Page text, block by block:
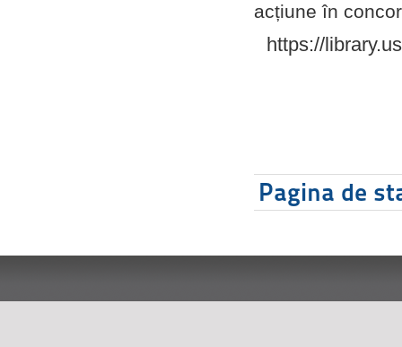
acțiune în
https://
Pagina de